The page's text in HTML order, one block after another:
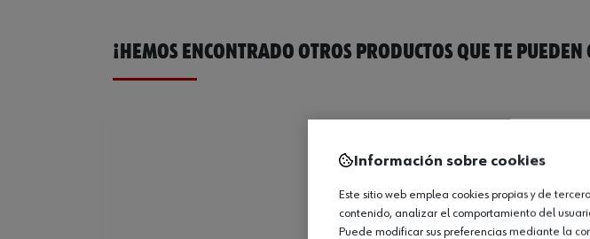
¡HEMOS ENCONTRADO OTROS PRODUCTOS QUE TE PUEDEN
Información sobre cookies
Este sitio web emplea cookies propias y de
contenido, analizar el comportamiento del
Puede modificar sus preferencias mediante la